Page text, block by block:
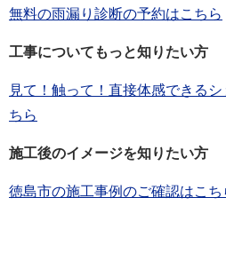
無料の雨漏り診断の予約はこちら
工事についてもっと知りたい方
見て！触って！直接体感できる
ちら
施工後のイメージを知りたい方
徳島市の施工事例のご確認はこち